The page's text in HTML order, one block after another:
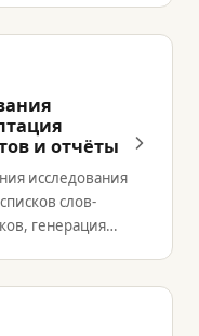
и отчёты
исследования
слов-
генерация